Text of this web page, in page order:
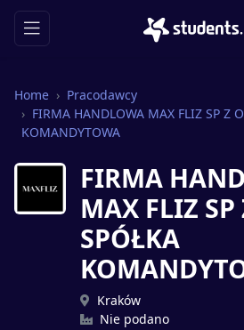
Home
Pracodawcy
FIRMA HANDLOWA MAX FLIZ SP Z
KOMANDYTOWA
FIRMA
MAX FLIZ SP
SPÓŁKA
Kraków
Nie podano